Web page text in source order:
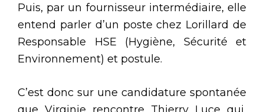
Puis, par un fournisseur intermédiaire, elle
entend parler d’un poste chez Lorillard de
Responsable HSE (Hygiène, Sécurité et
Environnement) et postule.
C’est donc sur une candidature spontanée